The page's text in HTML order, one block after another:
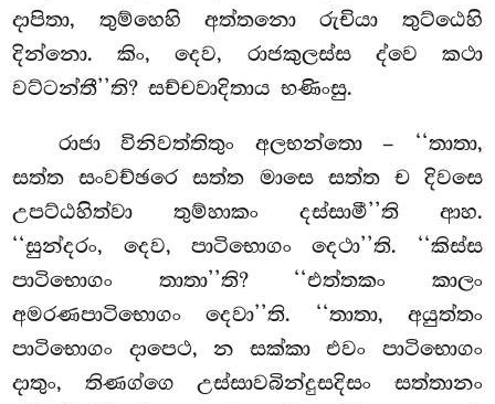
දාපිතා, තුම්හෙහි අත්තනො රුචියා තුට්ඨෙහි
දින්නො. කිං, දෙව, රාජකුලස්ස ද්වෙ කථා
වට්ටන්තී’’ති? සච්චවාදිතාය භණිංසු.
රාජා විනිවත්තිතුං අලභන්තො – ‘‘තාතා,
සත්ත සංවච්ඡරෙ සත්ත මාසෙ සත්ත ච දිවසෙ
උපට්ඨහිත්වා තුම්හාකං දස්සාමී’’ති ආහ.
‘‘සුන්දරං, දෙව, පාටිභොගං දෙථා’’ති. ‘‘කිස්ස
පාටිභොගං තාතා’’ති? ‘‘එත්තකං කාලං
අමරණපාටිභොගං දෙවා’’ති. ‘‘තාතා, අයුත්තං
පාටිභොගං දාපෙථ, න සක්කා එවං පාටිභොගං
දාතුං, තිණග්ගෙ උස්සාවබින්දුසදිසං සත්තානං